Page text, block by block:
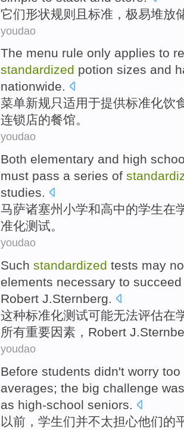
它们形状规则 且 标准 ，极易堆放
youdao
The menu rule only applies to
standardized potion sizes and
nationwide.
菜单新规只适用于提供标准化饮
连锁店的餐馆。
youdao
Both elementary and high
must pass a series of
studies.
马萨诸塞州小学和高中的学生在
准化测试。
youdao
Such standardized tests may
elements necessary to succeed
Robert J.Sternberg.
这种标准化测试可能无法评估在
所有重要因素 ，Robert
youdao
Before students didn't worry too
averages; the big challenge was
as high-school seniors.
以前， 学生们并不太担心他们的